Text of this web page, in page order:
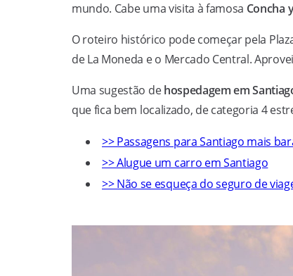
mundo. Cabe uma visita à famosa Concha
O roteiro histórico pode começar pela
de La Moneda e o Mercado Central.
Uma sugestão dehospedagem em
que fica bem localizado, de categoria 4
>> Passagens para Santiago mais
>> Alugue um carro em Santiago
>> Não se esqueça do seguro de